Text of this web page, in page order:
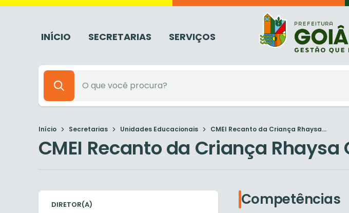
INÍCIO SECRETARIAS SERVIÇOS
Início Secretarias Unidades Educacionais CMEI Recanto da Criança Rhaysa...
CMEI Recanto da Criança
DIRETOR(A) Competências